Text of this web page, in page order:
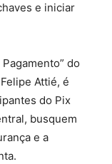
e iniciar
do
Attié, é
do Pix
busquem
e a